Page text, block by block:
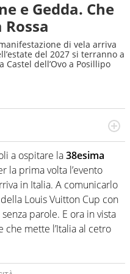
e Gedda. Che
di vela arriva
del 2027 si terranno a
dell’Ovo a Posillipo
hanno segreti: basket,
innata di trovare la notizia
a ospitare la38esima
la prima volta l’evento
in Italia. A comunicarlo
Louis Vuitton Cup con
parole. E ora in vista
che mette l’Italia al cetro